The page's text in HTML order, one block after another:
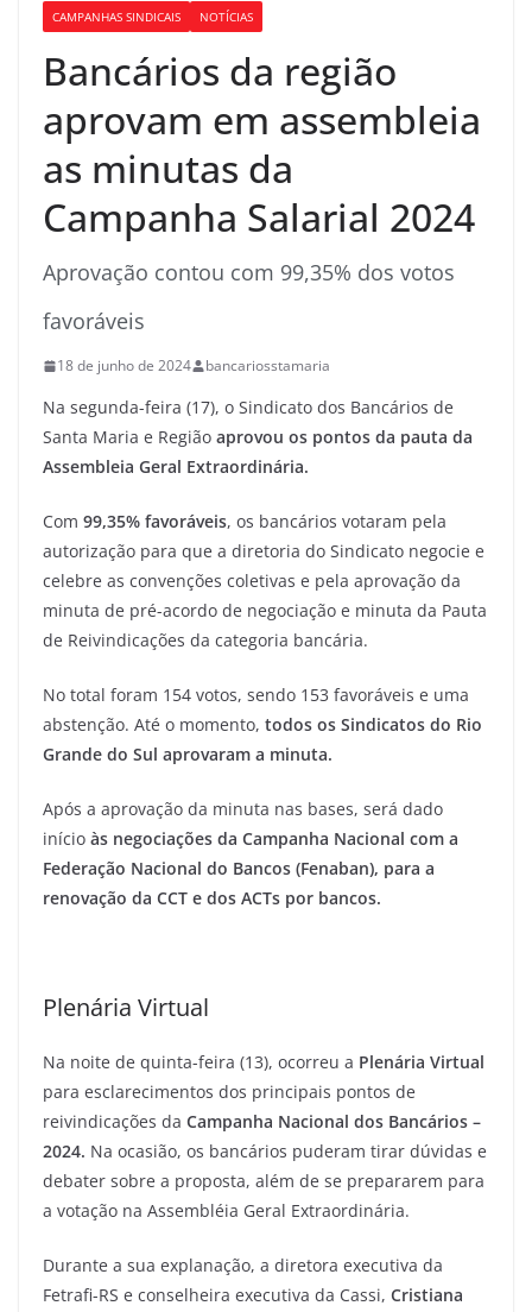
CAMPANHAS SINDICAIS NOTÍCIAS
Bancários da região
aprovam em assembleia
as minutas da
Campanha Salarial 2024
Aprovação contou com 99,35% dos votos
favoráveis
18 de junho de 2024 bancariosstamaria
Na segunda-feira (17), o Sindicato dos Bancários de
Santa Maria e Região aprovou os pontos da pauta da
Assembleia Geral Extraordinária.
Com 99,35% favoráveis, os bancários votaram pela
autorização para que a diretoria do Sindicato negocie e
celebre as convenções coletivas e pela aprovação da
minuta de pré-acordo de negociação e minuta da Pauta
de Reivindicações da categoria bancária.
No total foram 154 votos, sendo 153 favoráveis e uma
abstenção. Até o momento, todos os Sindicatos do Rio
Grande do Sul aprovaram a minuta.
Após a aprovação da minuta nas bases, será dado
início às negociações da Campanha Nacional com a
Federação Nacional do Bancos (Fenaban), para a
renovação da CCT e dos ACTs por bancos.
Plenária Virtual
Na noite de quinta-feira (13), ocorreu a Plenária Virtual
para esclarecimentos dos principais pontos de
reivindicações da Campanha Nacional dos Bancários –
2024. Na ocasião, os bancários puderam tirar dúvidas e
debater sobre a proposta, além de se prepararem para
a votação na Assembléia Geral Extraordinária.
Durante a sua explanação, a diretora executiva da
Fetrafi-RS e conselheira executiva da Cassi, Cristiana